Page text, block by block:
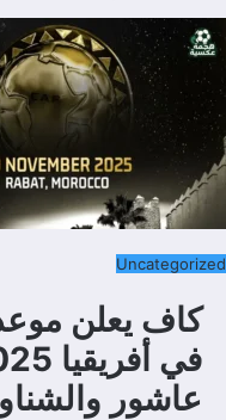
Uncategorized
كاف يعلن
عاشور